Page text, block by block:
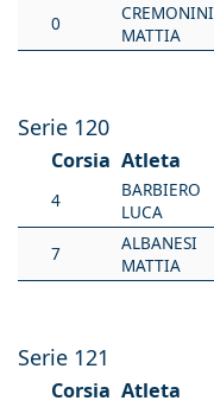
0
CREMONINI
MATTIA
Serie 120
Corsia Atleta
4
BARBIERO
LUCA
7
ALBANESI
MATTIA
Serie 121
Corsia Atleta